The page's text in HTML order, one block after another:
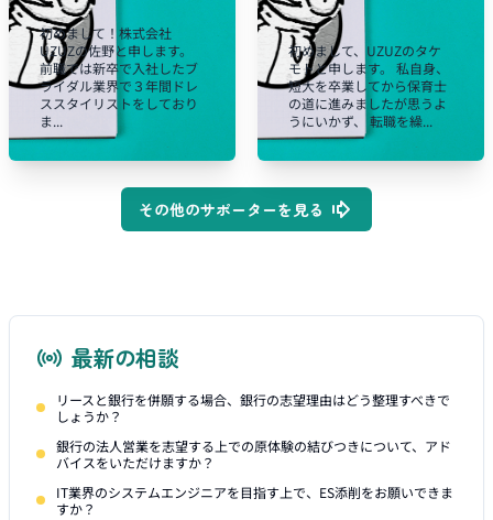
初めまして！株式会社
UZUZの佐野と申します。
前職では新卒で入社したブ
ライダル業界で３年間ドレ
ススタイリストをしており
ま...
初めまして、UZUZのタケ
モトと申します。 私自身、
短大を卒業してから保育士
の道に進みましたが思うよ
うにいかず、 転職を繰...
その他のサポーターを見る
最新の相談
リースと銀行を併願する場合、銀行の志望理由はどう整理すべきで
しょうか？
銀行の法人営業を志望する上での原体験の結びつきについて、アド
バイスをいただけますか？
IT業界のシステムエンジニアを目指す上で、ES添削をお願いできま
すか？